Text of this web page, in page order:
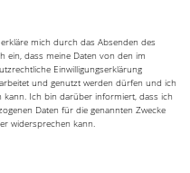
mich durch das Absenden des
ein, dass meine Daten von den im
Einwilligungserklärung
und genutzt werden dürfen und ich
kann. Ich bin darüber informiert, dass ich
Daten für die genannten Zwecke
widersprechen kann.